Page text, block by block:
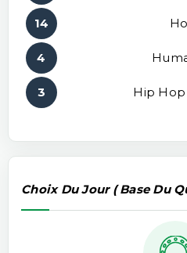
14
4
3 Hip
Choix Du Jour ( Base Du